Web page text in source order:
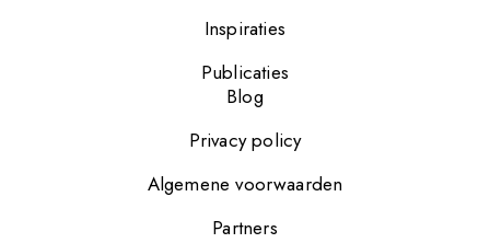
Inspiraties
Publicaties
Blog
Privacy policy
Algemene voorwaarden
Partners